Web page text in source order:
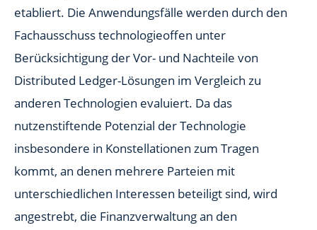
etabliert. Die Anwendungsfälle werden durch den
Fachausschuss technologieoffen unter
Berücksichtigung der Vor- und Nachteile von
Distributed Ledger-Lösungen im Vergleich zu
anderen Technologien evaluiert. Da das
nutzenstiftende Potenzial der Technologie
insbesondere in Konstellationen zum Tragen
kommt, an denen mehrere Parteien mit
unterschiedlichen Interessen beteiligt sind, wird
angestrebt, die Finanzverwaltung an den